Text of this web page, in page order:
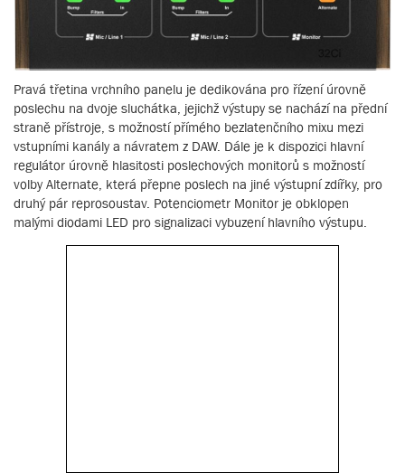
Pravá třetina vrchního panelu je dedikována pro řízení úrovně
poslechu na dvoje sluchátka, jejichž výstupy se nachází na přední
straně přístroje, s možností přímého bezlatenčního mixu mezi
vstupními kanály a návratem z DAW. Dále je k dispozici hlavní
regulátor úrovně hlasitosti poslechových monitorů s možností
volby Alternate, která přepne poslech na jiné výstupní zdířky, pro
druhý pár reprosoustav. Potenciometr Monitor je obklopen
malými diodami LED pro signalizaci vybuzení hlavního výstupu.